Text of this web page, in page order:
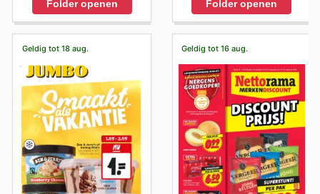
Folder openen Folder openen
Geldig tot 18 aug. Geldig tot 16 aug.